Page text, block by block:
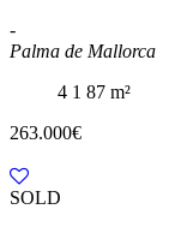
-
Palma de Mallorca
4 1 87 m²
263.000€
SOLD